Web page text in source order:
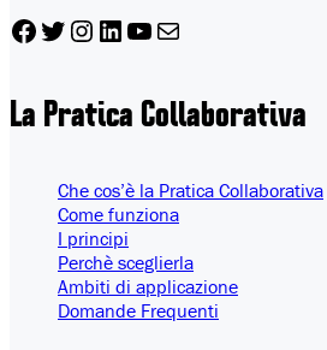
Facebook
Twitter
Instagram
LinkedIn
YouTube
Email
La Pratica Collaborativa
Che cos’è la Pratica Collaborativa
Come funziona
I principi
Perchè sceglierla
Ambiti di applicazione
Domande Frequenti